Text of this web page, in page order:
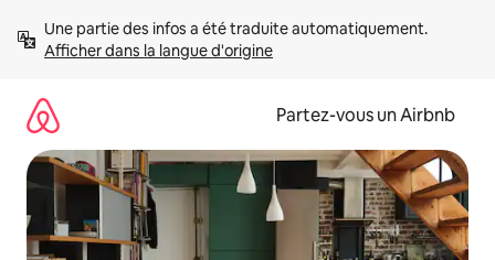
directement
Afficher dans la langue d'origine
Partez-vous un Airbnb